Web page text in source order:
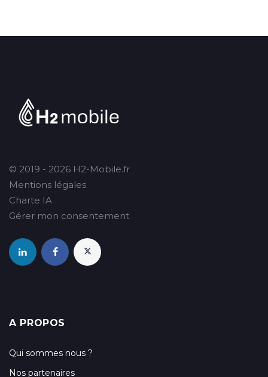
© 2019 - 2026 H2-Mobile.fr
Mentions légales
Charte IA
Gérer mon consentement
A PROPOS
Qui sommes nous ?
Nos partenaires